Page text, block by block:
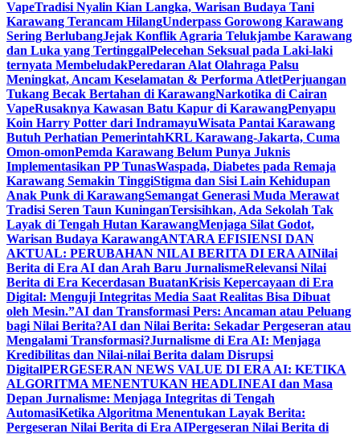
VapeTradisi Nyalin Kian Langka, Warisan Budaya Tani
Karawang Terancam HilangUnderpass Gorowong Karawang
Sering BerlubangJejak Konflik Agraria Telukjambe Karawang
dan Luka yang TertinggalPelecehan Seksual pada Laki-laki
ternyata MembeludakPeredaran Alat Olahraga Palsu
Meningkat, Ancam Keselamatan & Performa AtletPerjuangan
Tukang Becak Bertahan di KarawangNarkotika di Cairan
VapeRusaknya Kawasan Batu Kapur di KarawangPenyapu
Koin Harry Potter dari IndramayuWisata Pantai Karawang
Butuh Perhatian PemerintahKRL Karawang-Jakarta, Cuma
Omon-omonPemda Karawang Belum Punya Juknis
Implementasikan PP TunasWaspada, Diabetes pada Remaja
Karawang Semakin TinggiStigma dan Sisi Lain Kehidupan
Anak Punk di KarawangSemangat Generasi Muda Merawat
Tradisi Seren Taun KuninganTersisihkan, Ada Sekolah Tak
Layak di Tengah Hutan KarawangMenjaga Silat Godot,
Warisan Budaya KarawangANTARA EFISIENSI DAN
AKTUAL: PERUBAHAN NILAI BERITA DI ERA AINilai
Berita di Era AI dan Arah Baru JurnalismeRelevansi Nilai
Berita di Era Kecerdasan BuatanKrisis Kepercayaan di Era
Digital: Menguji Integritas Media Saat Realitas Bisa Dibuat
oleh Mesin.”AI dan Transformasi Pers: Ancaman atau Peluang
bagi Nilai Berita?AI dan Nilai Berita: Sekadar Pergeseran atau
Mengalami Transformasi?Jurnalisme di Era AI: Menjaga
Kredibilitas dan Nilai-nilai Berita dalam Disrupsi
DigitalPERGESERAN NEWS VALUE DI ERA AI: KETIKA
ALGORITMA MENENTUKAN HEADLINEAI dan Masa
Depan Jurnalisme: Menjaga Integritas di Tengah
AutomasiKetika Algoritma Menentukan Layak Berita:
Pergeseran Nilai Berita di Era AIPergeseran Nilai Berita di